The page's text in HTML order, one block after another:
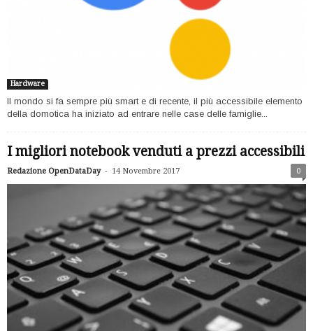
Hardware
Il mondo si fa sempre più smart e di recente, il più accessibile elemento
della domotica ha iniziato ad entrare nelle case delle famiglie...
I migliori notebook venduti a prezzi accessibili
Redazione OpenDataDay - 14 Novembre 2017 0